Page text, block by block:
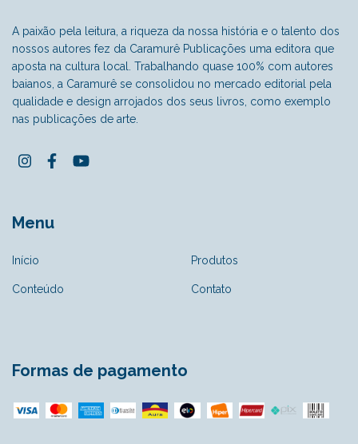
A paixão pela leitura, a riqueza da nossa história e o talento dos
nossos autores fez da Caramurê Publicações uma editora que
aposta na cultura local. Trabalhando quase 100% com autores
baianos, a Caramurê se consolidou no mercado editorial pela
qualidade e design arrojados dos seus livros, como exemplo
nas publicações de arte.
Menu
Início Produtos
Conteúdo Contato
Formas de pagamento